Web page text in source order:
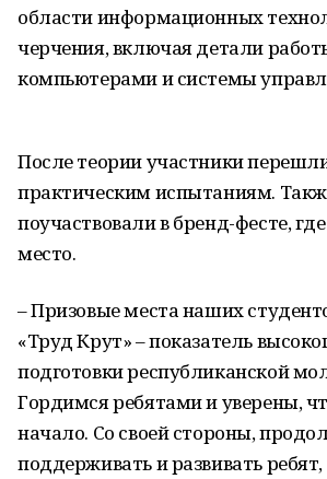
области информационных
черчения, включая детали
компьютерами и системы
После теории участники
практическим испытаниям.
поучаствовали в бренд-фесте,
место.
– Призовые места наших
«Труд Крут» – показатель
подготовки республиканской
Гордимся ребятами и уверены,
начало. Со своей стороны,
поддерживать и развивать